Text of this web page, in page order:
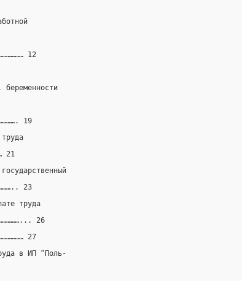
12
беременности
19
труда
21
23
труда
26
27
в ИП “Поль-